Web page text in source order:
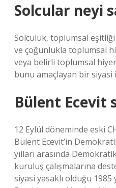
Solcular neyi
Solculuk, toplumsal
ve çoğunlukla toplumsal
veya belirli toplumsal
bunu amaçlayan bir
Bülent Ecevit
12 Eylül döneminde eski
Bülent Ecevit’in
yılları arasında
kuruluş çalışmalarına
siyasi yasaklı olduğu 1985